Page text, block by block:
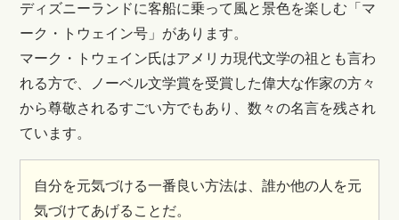
ディズニーランドに客船に乗って風と景色を楽しむ「マ
ーク・トウェイン号」があります。
マーク・トウェイン氏はアメリカ現代文学の祖とも言わ
れる方で、ノーベル文学賞を受賞した偉大な作家の方々
から尊敬されるすごい方でもあり、数々の名言を残され
ています。
自分を元気づける一番良い方法は、誰か他の人を元
気づけてあげることだ。